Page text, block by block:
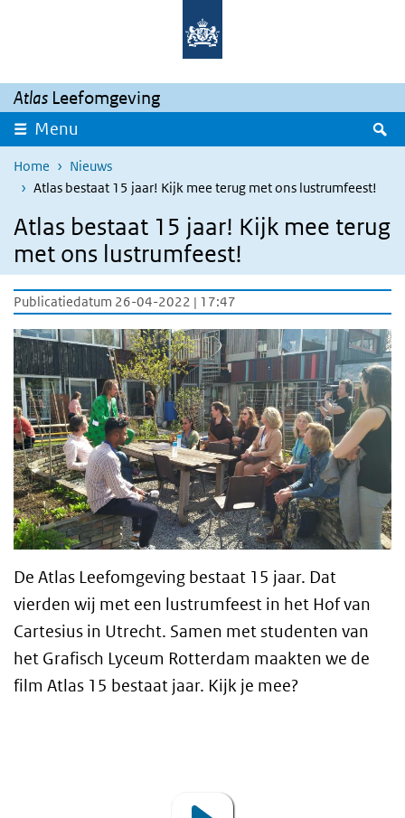
Overslaan en naar de inhoud gaan
Atlas Leefomgeving
Menu
Home
Nieuws
Atlas bestaat 15 jaar! Kijk mee terug met ons lustrumfeest!
Atlas bestaat 15 jaar! Kijk mee terug
met ons lustrumfeest!
Publicatiedatum 26-04-2022 | 17:47
De Atlas Leefomgeving bestaat 15 jaar. Dat
vierden wij met een lustrumfeest in het Hof van
Cartesius in Utrecht. Samen met studenten van
het Grafisch Lyceum Rotterdam maakten we de
film Atlas 15 bestaat jaar. Kijk je mee?